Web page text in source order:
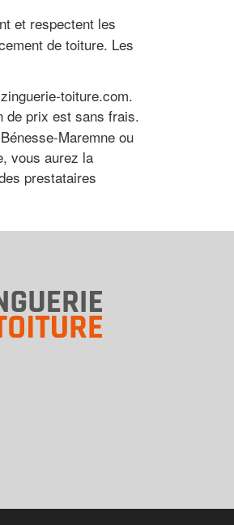
et respectent les
de toiture. Les
toiture.com.
de prix est sans frais.
Maremne ou
vous aurez la
prestataires